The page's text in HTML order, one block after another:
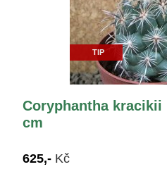
TIP
Coryphantha kracikii
cm
625,- Kč